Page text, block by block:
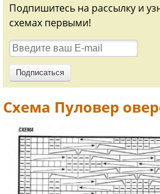
Подпишитесь на рассылку и
схемах первыми!
Схема Пуловер